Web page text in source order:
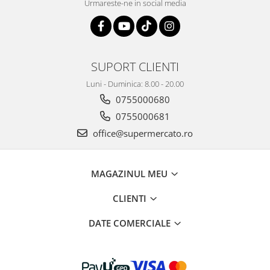
Sucuri si bauturi racoritoare
Panettone cozonac italian,
Produse de patiserie
Urmareste-ne in social media
SUPORT CLIENTI
Luni - Duminica: 8.00 - 20.00
0755000680
0755000681
office@supermercato.ro
MAGAZINUL MEU
CLIENTI
DATE COMERCIALE